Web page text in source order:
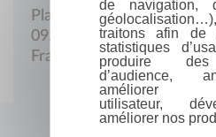
Plagnoulet
09200 Lacourt
France
de navigation,
traitons afin de
statistiques
produire
d’audience,
améliorer
utilisateur,
améliorer nos